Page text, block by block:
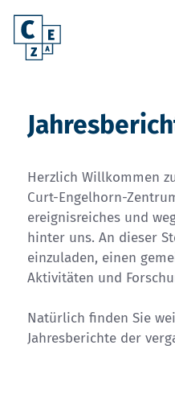
Herzlich Willkommen
Curt-Engelhorn-
ereignisreiches und
hinter uns. An dieser
einzuladen, einen
Aktivitäten und
Natürlich finden Sie
Jahresberichte der